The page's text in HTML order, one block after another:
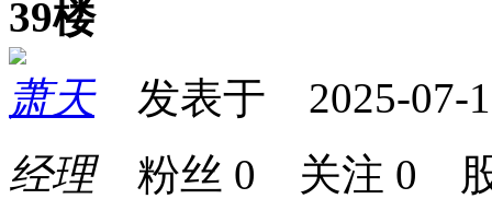
39楼
萧天发表于 2025-07-
经理粉丝 0 关注 0